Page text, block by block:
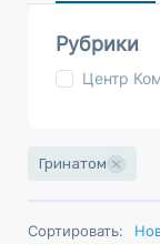
Рубрики
Центр
Гринатом
Сортировать: